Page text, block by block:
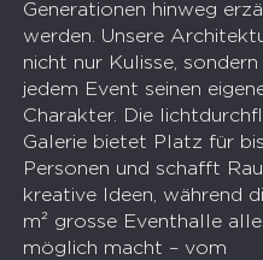
Generationen hinweg
werden. Unsere
nicht nur Kulisse,
jedem Event seinen
Charakter. Die
Galerie bietet Platz für
Personen und schafft
kreative Ideen, während
m² grosse Eventhalle
möglich macht – vom